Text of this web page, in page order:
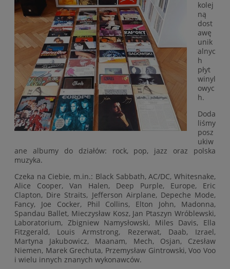
kolej
ną
dost
awę
unik
alnyc
h
płyt
winyl
owyc
h.
Doda
liśmy
posz
ukiw
ane albumy do działów: rock, pop, jazz oraz polska
muzyka.
Czeka na Ciebie, m.in.: Black Sabbath, AC/DC, Whitesnake,
Alice Cooper, Van Halen, Deep Purple, Europe, Eric
Clapton, Dire Straits, Jefferson Airplane, Depeche Mode,
Fancy, Joe Cocker, Phil Collins, Elton John, Madonna,
Spandau Ballet, Mieczysław Kosz, Jan Ptaszyn Wróblewski,
Laboratorium, Zbigniew Namysłowski, Miles Davis, Ella
Fitzgerald, Louis Armstrong, Rezerwat, Daab, Izrael,
Martyna Jakubowicz, Maanam, Mech, Osjan, Czesław
Niemen, Marek Grechuta, Przemysław Gintrowski, Voo Voo
i wielu innych znanych wykonawców.